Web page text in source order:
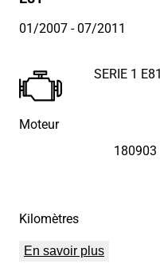
01/2007- 07/2011
Moteur
SERIE 1
Kilomètres
180903
En savoir plus